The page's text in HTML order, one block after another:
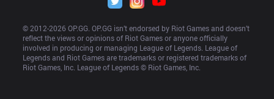
© 2012-2026 OP.GG. OP.GG isn’t endorsed by Riot Games and doesn’t
reflect the views or opinions of Riot Games or anyone officially
involved in producing or managing League of Legends. League of
Legends and Riot Games are trademarks or registered trademarks of
Riot Games, Inc. League of Legends © Riot Games, Inc.